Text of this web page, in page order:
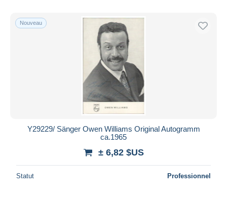
Nouveau
Y29229/ Sänger Owen Williams Original Autogramm
ca.1965
± 6,82 $US
Statut Professionnel